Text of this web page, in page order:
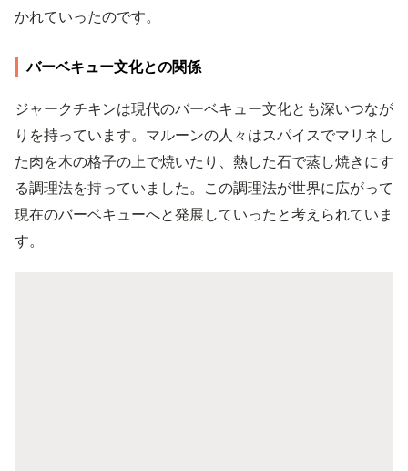
かれていったのです。
バーベキュー文化との関係
ジャークチキンは現代のバーベキュー文化とも深いつなが
りを持っています。マルーンの人々はスパイスでマリネし
た肉を木の格子の上で焼いたり、熱した石で蒸し焼きにす
る調理法を持っていました。この調理法が世界に広がって
現在のバーベキューへと発展していったと考えられていま
す。